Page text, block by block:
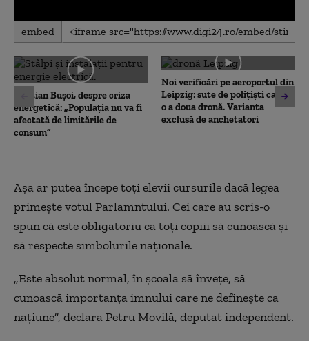
0
seconds
0
seconds
embed
Cristian Bușoi, despre criza
energetică: „Populația nu va fi
afectată de limitările de
consum”
Noi verificări pe aeroportul din
Leipzig: sute de polițiști caută
o a doua dronă. Varianta
exclusă de anchetatori
Aşa ar putea începe toţi elevii cursurile dacă legea
primeşte votul Parlamntului. Cei care au scris-o
spun că este obligatoriu ca toţi copiii să cunoască şi
să respecte simbolurile naţionale.
„Este absolut normal, în şcoala să înveţe, să
cunoască importanţa imnului care ne defineşte ca
naţiune”, declaraPetru Movilă, deputat independent.